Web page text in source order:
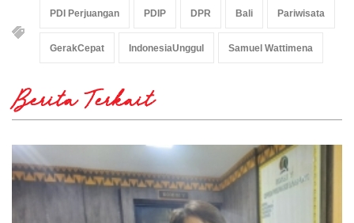
PDI Perjuangan PDIP DPR Bali Pariwisata
GerakCepat IndonesiaUnggul Samuel Wattimena
Berita Terkait